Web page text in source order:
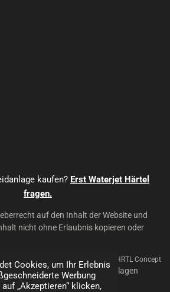
Cookies, um Ihr Erlebnis
Werbung
„Akzeptieren“ klicken,
kaufen? Erst Waterjet Härtel
fragen.
auf den Inhalt der Website und
nicht ohne Erlaubnis kopieren oder
Mit Unterstützung von HRTL Concept
- Wasserstrahl-Schneidanlagen